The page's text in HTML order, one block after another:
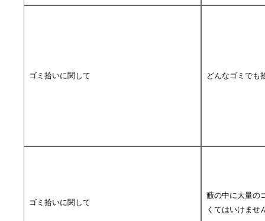
ゴミ拾いに関して どんなゴミでも
ゴミ拾いに関して
藪の中に大量の
くてはいけませ